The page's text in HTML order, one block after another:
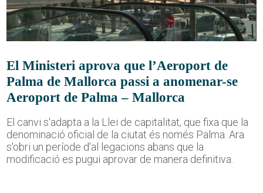
El Ministeri aprova que l’Aeroport de
Palma de Mallorca passi a anomenar-se
Aeroport de Palma – Mallorca
El canvi s'adapta a la Llei de capitalitat, que fixa que la
denominació oficial de la ciutat és només Palma. Ara
s'obri un període d'al·legacions abans que la
modificació es pugui aprovar de manera definitiva.